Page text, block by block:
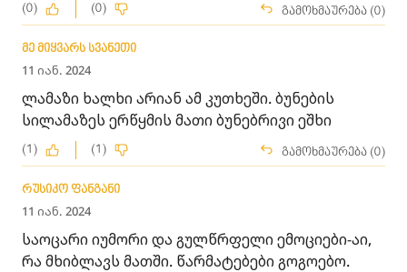
(0) (0) გამოხმაურება (0)
მე მიყვარს სვანეთი
11 იან. 2024
ლამაზი ხალხი არიან ამ კუთხეში. ბუნების
სილამაზეს ერწყმის მათი ბუნებრივი ეშხი
(1) (1) გამოხმაურება (0)
რუსიკო ფანგანი
11 იან. 2024
საოცარი იუმორი და გულწრფელი ემოციები-აი,
რა მხიბლავს მათში. წარმატებები გოგოებო.